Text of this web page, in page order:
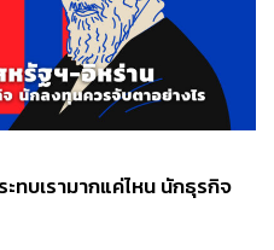
บเรามากแค่ไหน นักธุรกิจ